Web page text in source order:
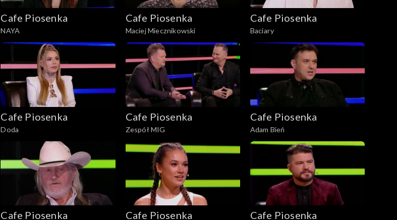
Cafe Piosenka
NAYA
Cafe Piosenka
Maciej Miecznikowski
Cafe Piosenka
Baciary
Cafe Piosenka
Doda
Cafe Piosenka
Zespół MIG
Cafe Piosenka
Adam Bień
Cafe Piosenka Cafe Piosenka Cafe Piosenka